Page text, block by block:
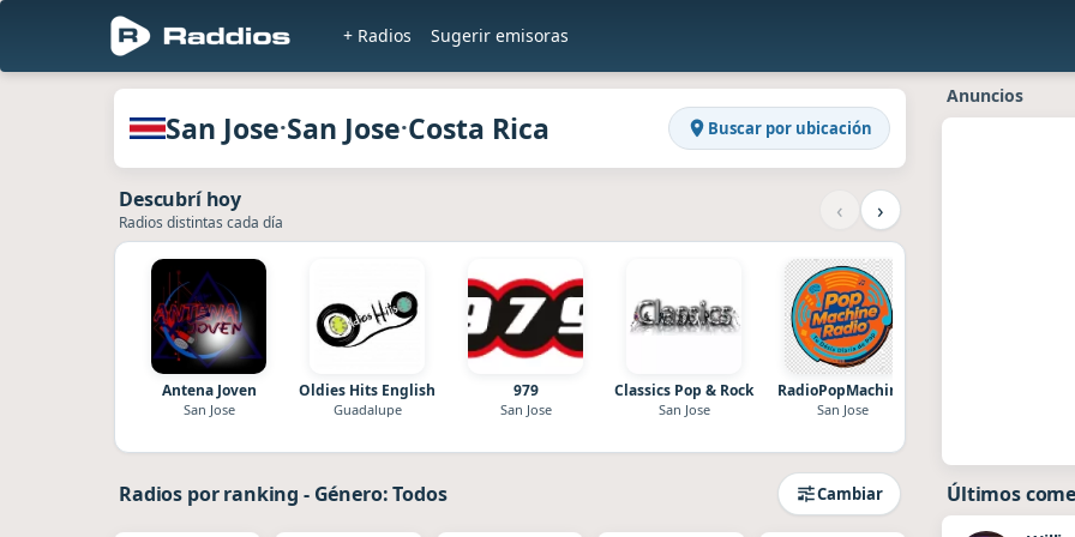
+ Radios Sugerir emisoras
Radios de San Jose · San Jose · Costa Ricaen Raddios
San Jose·San Jose·Costa Rica Buscar por ubicación
Descubrí hoy
Radios distintas cada día ‹ ›
Antena Joven
San Jose
Oldies Hits English
Guadalupe
979
San Jose
Classics Pop & Rock
San Jose
RadioPopMachine
San Jose
Radios por ranking - Género: Todos Cambiar
Anuncios
Últimos